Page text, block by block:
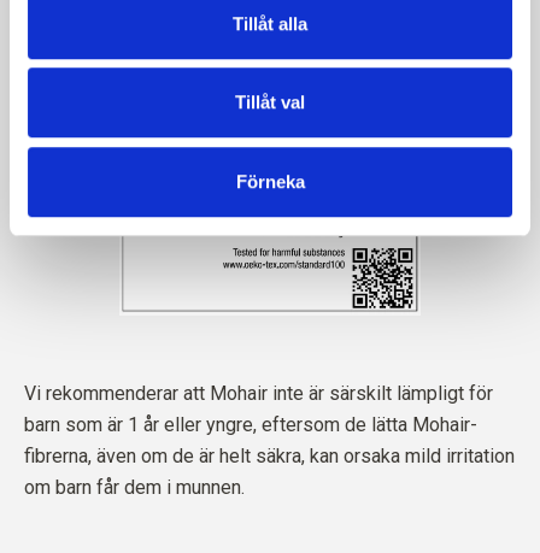
Tillåt alla
Tillåt val
Förneka
Vi rekommenderar att Mohair inte är särskilt lämpligt för
barn som är 1 år eller yngre, eftersom de lätta Mohair-
fibrerna, även om de är helt säkra, kan orsaka mild irritation
om barn får dem i munnen.